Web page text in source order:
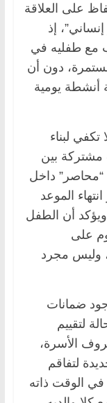
على العلاقة
إنساني”، إذ
مع طفليه في
دون أن
أنشطة يومية
لبناء
مشتركة بين
“محاصر” داخل
الموعد
أن الطفل
على
وليس مجرد
ضمانات
لتقييم
الأسرة،
لتفاقم
في الوقت ذاته